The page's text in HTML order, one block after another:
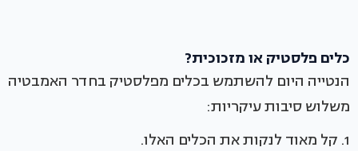
כלים פלסטיק או מזכוכית?
הנטייה היום להשתמש בכלים מפלסטיק בחדר האמבטיה
משלוש סיבות עיקריות:
1. קל מאוד לנקות את הכלים האלו.